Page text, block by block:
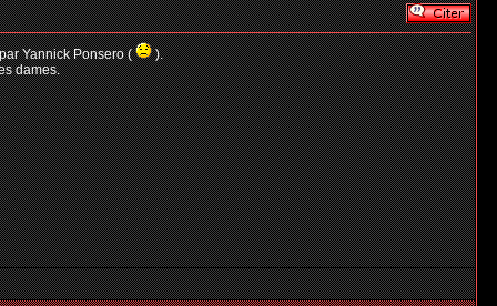
Yannick Ponsero (
).
dames.